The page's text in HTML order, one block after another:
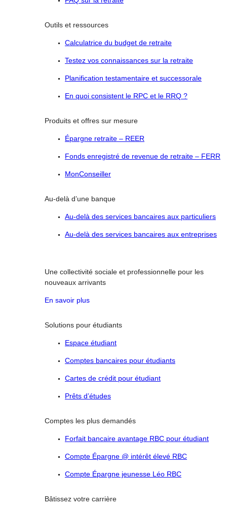
Outils et ressources
Calculatrice du budget de retraite
Testez vos connaissances sur la retraite
Planification testamentaire et successorale
En quoi consistent le RPC et le RRQ ?
Produits et offres sur mesure
Épargne retraite – REER
Fonds enregistré de revenue de retraite – FERR
MonConseiller
Au-delà d’une banque
Au-delà des services bancaires aux particuliers
Au-delà des services bancaires aux entreprises
Une collectivité sociale et professionnelle pour les
nouveaux arrivants
En savoir plus
Solutions pour étudiants
Espace étudiant
Comptes bancaires pour étudiants
Cartes de crédit pour étudiant
Prêts d’études
Comptes les plus demandés
Forfait bancaire avantage RBC pour étudiant
Compte Épargne @ intérêt élevé RBC
Compte Épargne jeunesse Léo RBC
Bâtissez votre carrière